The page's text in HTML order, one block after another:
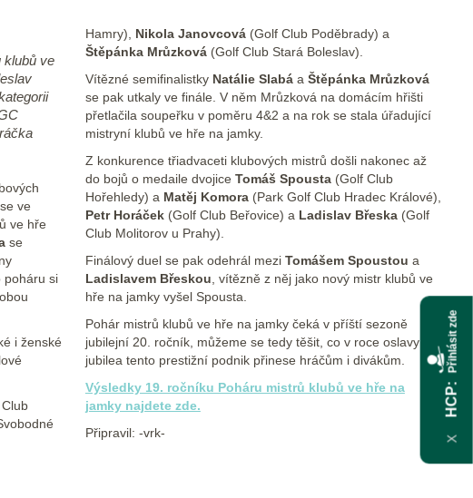
klubů ve
ve
ve hře
se
poháru si
i ženské
Hamry), Nikola Janovcová(Golf Club Poděbrady) a
Štěpánka Mrůzková(Golf Club Stará Boleslav).
Vítězné semifinalistky Natálie Slabáa Štěpánka Mrůzková
se pak utkaly ve finále. V něm Mrůzková na domácím hřišti
přetlačila soupeřku v poměru 4&2 a na rok se stala úřadující
mistryní klubů ve hře na jamky.
Z konkurence třiadvaceti klubových mistrů došli nakonec až
do bojů o medaile dvojice Tomáš Spousta(Golf Club
Hořehledy) a Matěj Komora(Park Golf Club Hradec Králové),
Petr Horáček(Golf Club Beřovice) a Ladislav Břeska(Golf
Club Molitorov u Prahy).
Finálový duel se pak odehrál mezi Tomášem Spoustou a
Ladislavem Břeskou , vítězně z něj jako nový mistr klubů ve
hře na jamky vyšel Spousta.
Pohár mistrů klubů ve hře na jamky čeká v příští sezoně
jubilejní 20. ročník, můžeme se tedy těšit, co v roce oslavy
jubilea tento prestižní podnik přinese hráčům i divákům.
Výsledky 19. ročníku Poháru mistrů klubů ve hře na
jamky najdete zde.
Připravil: -vrk-
X
HCP
Přihlásit zde